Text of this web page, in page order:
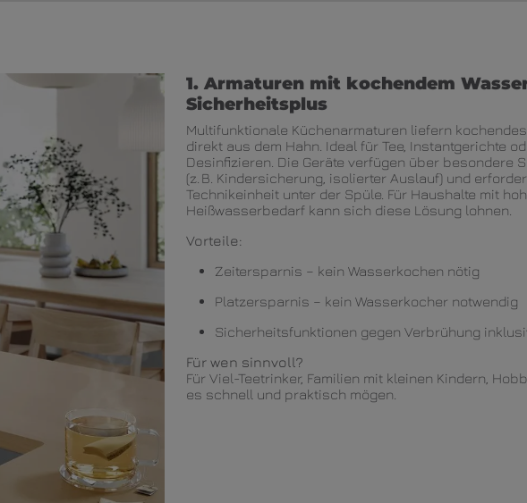
1. Armaturen mit kochendem
Sicherheitsplus
Multifunktionale Küchenarmaturen liefern
direkt aus dem Hahn. Ideal für Tee, Instantgerichte
Desinfizieren. Die Geräte verfügen über besondere
(z. B. Kindersicherung, isolierter Auslauf) und
Technikeinheit unter der Spüle. Für Haushalte mit
Heißwasserbedarf kann sich diese Lösung lohnen.
Vorteile:
Zeitersparnis – kein Wasserkochen nötig
Platzersparnis – kein Wasserkocher notwendig
Sicherheitsfunktionen gegen Verbrühung
Für wen sinnvoll?
Für Viel-Teetrinker, Familien mit kleinen Kindern,
es schnell und praktisch mögen.